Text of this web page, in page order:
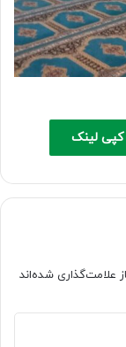
کپی لینک
علامت‌گذاری شده‌اند